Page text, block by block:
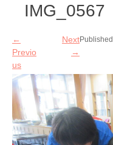
IMG_0567
Published
←
Previo
us
Next
→